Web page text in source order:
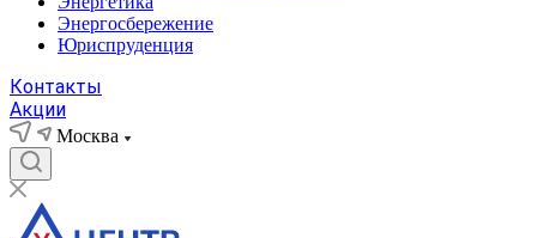
Энергосбережение
Юриспруденция
Контакты
Акции
Москва